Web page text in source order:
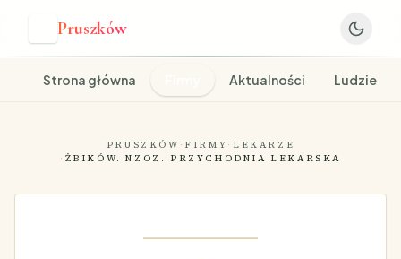
Pruszków
Strona główna Aktualności Ludzie
PRUSZKÓW · FIRMY · LEKARZE
· ŻBIKÓW. NZOZ. PRZYCHODNIA LEKARSKA